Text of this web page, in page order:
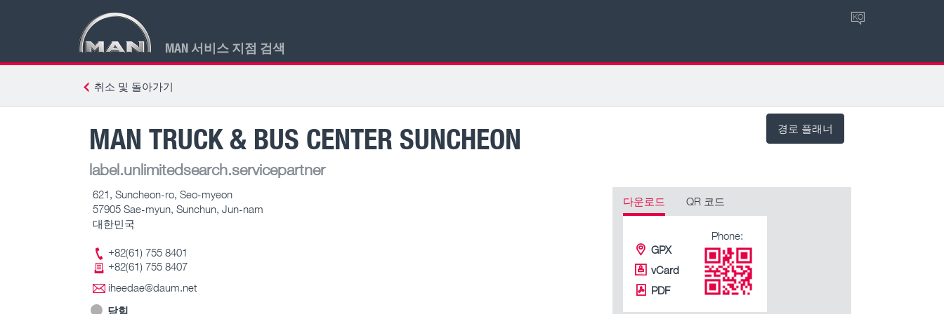
MAN 서비스 지점 검색
KO
취소 및 돌아가기
경로 플래너
MAN TRUCK & BUS CENTER SUNCHEON
label.unlimitedsearch.servicepartner
621, Suncheon-ro, Seo-myeon
57905 Sae-myun, Sunchun, Jun-nam
대한민국
+82(61) 755 8401
+82(61) 755 8407
iheedae@daum.net
닫힘
다운로드 QR 코드
GPX
vCard
PDF
Phone: